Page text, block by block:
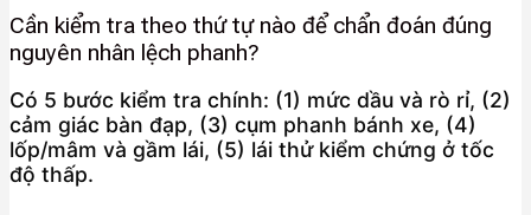
Cần kiểm tra theo thứ tự nào để chẩn đoán đúng
nguyên nhân lệch phanh?
Có 5 bước kiểm tra chính: (1) mức dầu và rò rỉ, (2)
cảm giác bàn đạp, (3) cụm phanh bánh xe, (4)
lốp/mâm và gầm lái, (5) lái thử kiểm chứng ở tốc
độ thấp.